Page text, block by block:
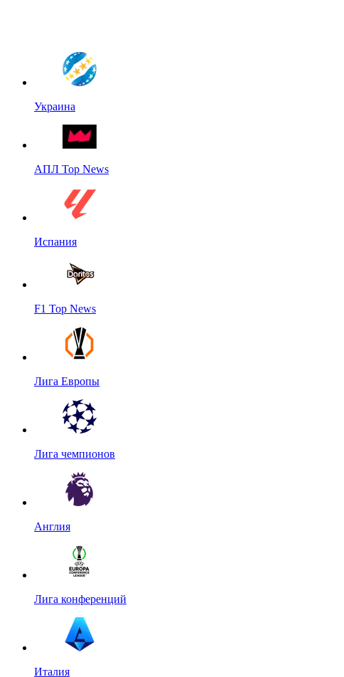
Украина
АПЛ Top News
Испания
F1 Top News
Лига Европы
Лига чемпионов
Англия
Лига конференций
Италия